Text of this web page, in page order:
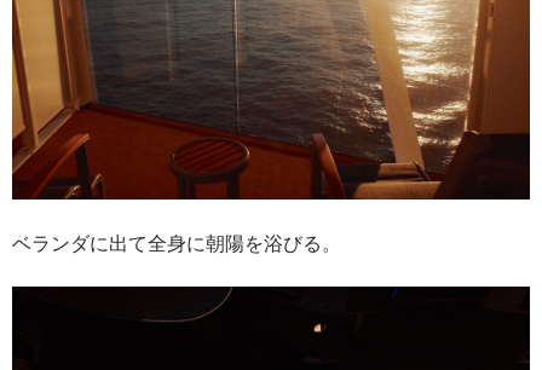
ベランダに出て全身に朝陽を浴びる。